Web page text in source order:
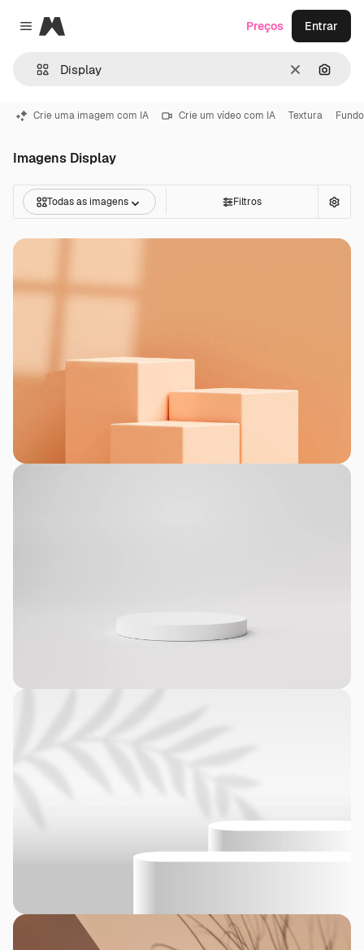
Close menu
Magnific
Limpar
Preços Entrar
Crie uma imagem com IA Crie um vídeo com IA Textura Fundo
Imagens Display
Todas as imagens Filtros